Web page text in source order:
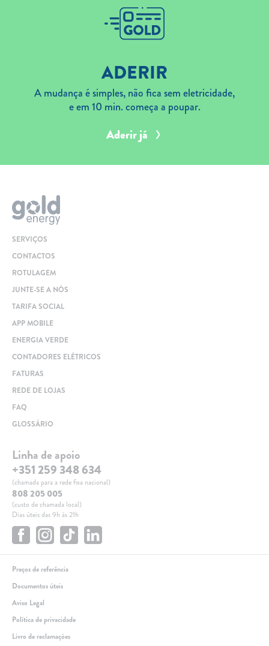
ADERIR
A mudança é simples, não fica sem eletricidade,
e em 10 min. começa a poupar.
Aderir já
SERVIÇOS
CONTACTOS
ROTULAGEM
JUNTE-SE A NÓS
TARIFA SOCIAL
APP MOBILE
ENERGIA VERDE
CONTADORES ELÉTRICOS
FATURAS
REDE DE LOJAS
FAQ
GLOSSÁRIO
Linha de apoio
+351 259 348 634
(chamada para a rede fixa nacional)
808 205 005
(custo de chamada local)
Dias úteis das 9h às 21h
Preços de referência
Documentos úteis
Aviso Legal
Política de privacidade
Livro de reclamações